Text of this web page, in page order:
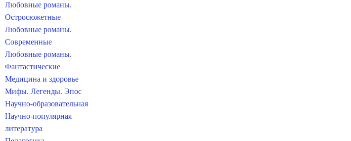
Любовные романы.
Остросюжетные
Любовные романы.
Современные
Любовные романы.
Фантастические
Медицина и здоровье
Мифы. Легенды. Эпос
Научно-образовательная
Научно-популярная
литература